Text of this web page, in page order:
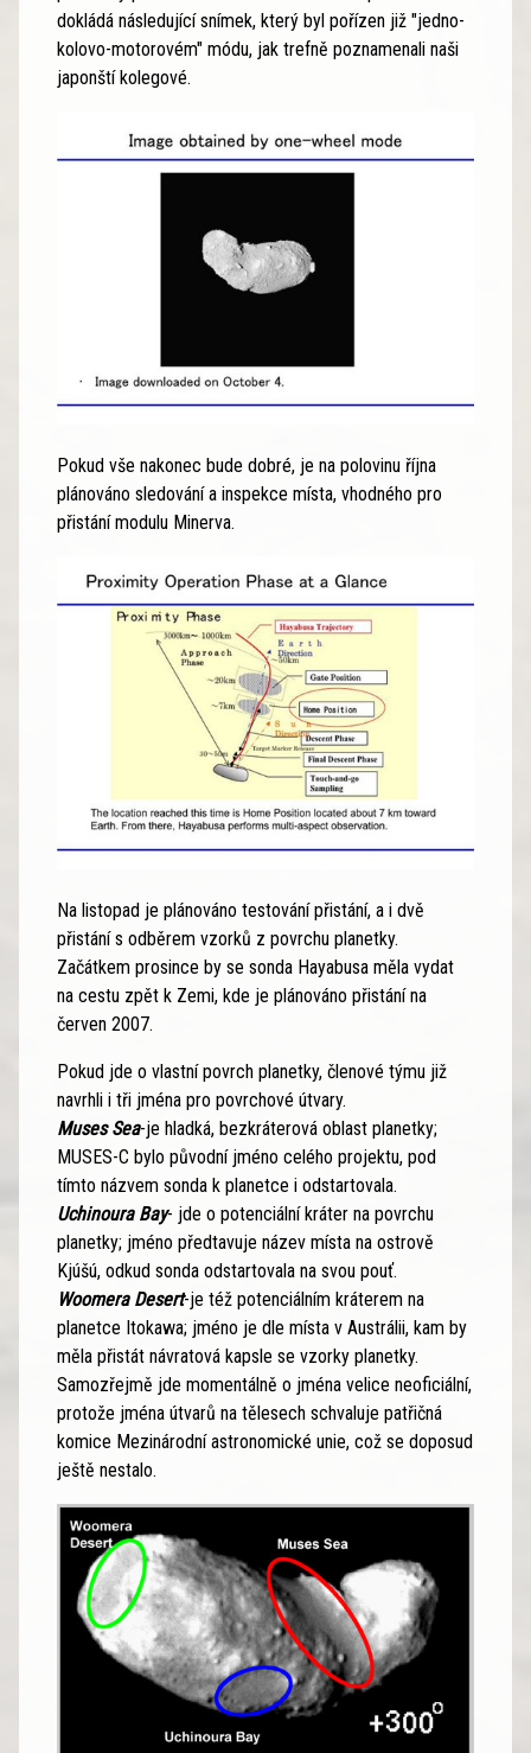
dokládá následující snímek, který byl pořízen již "jedno-
kolovo-motorovém" módu, jak trefně poznamenali naši
japonští kolegové.
Pokud vše nakonec bude dobré, je na polovinu října
plánováno sledování a inspekce místa, vhodného pro
přistání modulu Minerva.
Na listopad je plánováno testování přistání, a i dvě
přistání s odběrem vzorků z povrchu planetky.
Začátkem prosince by se sonda Hayabusa měla vydat
na cestu zpět k Zemi, kde je plánováno přistání na
červen 2007.
Pokud jde o vlastní povrch planetky, členové týmu již
navrhli i tři jména pro povrchové útvary.
Muses Sea-je hladká, bezkráterová oblast planetky;
MUSES-C bylo původní jméno celého projektu, pod
tímto názvem sonda k planetce i odstartovala.
Uchinoura Bay- jde o potenciální kráter na povrchu
planetky; jméno předtavuje název místa na ostrově
Kjúšú, odkud sonda odstartovala na svou pouť.
Woomera Desert-je též potenciálním kráterem na
planetce Itokawa; jméno je dle místa v Austrálii, kam by
měla přistát návratová kapsle se vzorky planetky.
Samozřejmě jde momentálně o jména velice neoficiální,
protože jména útvarů na tělesech schvaluje patřičná
komice Mezinárodní astronomické unie, což se doposud
ještě nestalo.